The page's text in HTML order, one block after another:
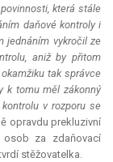
která stále
daňové kontroly i
jednáním vykročil ze
aniž by přitom
tak správce
k tomu měl zákonný
v rozporu se
opravdu prekluzivní
osob za zdaňovací
stěžovatelka.